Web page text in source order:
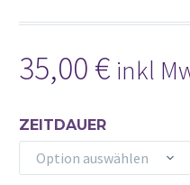
35,00 € inkl
ZEITDAUER
Option auswählen